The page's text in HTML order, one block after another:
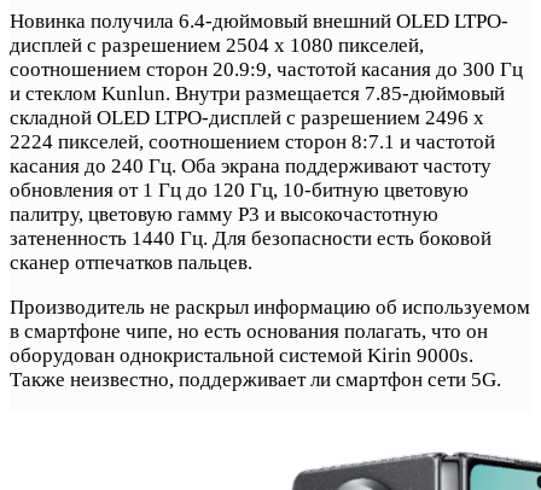
Новинка получила 6.4-дюймовый внешний OLED LTPO-
дисплей с разрешением 2504 x 1080 пикселей,
соотношением сторон 20.9:9, частотой касания до 300 Гц
и стеклом Kunlun. Внутри размещается 7.85-дюймовый
складной OLED LTPO-дисплей с разрешением 2496 x
2224 пикселей, соотношением сторон 8:7.1 и частотой
касания до 240 Гц. Оба экрана поддерживают частоту
обновления от 1 Гц до 120 Гц, 10-битную цветовую
палитру, цветовую гамму P3 и высокочастотную
затененность 1440 Гц. Для безопасности есть боковой
сканер отпечатков пальцев.
Производитель не раскрыл информацию об используемом
в смартфоне чипе, но есть основания полагать, что он
оборудован однокристальной системой Kirin 9000s.
Также неизвестно, поддерживает ли смартфон сети 5G.